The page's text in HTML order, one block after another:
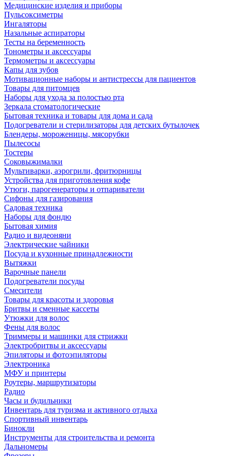
Медицинские изделия и приборы
Пульсоксиметры
Ингаляторы
Назальные аспираторы
Тесты на беременность
Тонометры и аксессуары
Термометры и аксессуары
Капы для зубов
Мотивационные наборы и антистрессы для пациентов
Товары для питомцев
Наборы для ухода за полостью рта
Зеркала стоматологические
Бытовая техника и товары для дома и сада
Подогреватели и стерилизаторы для детских бутылочек
Блендеры, мороженицы, мясорубки
Пылесосы
Тостеры
Соковыжималки
Мультиварки, аэрогрили, фритюрницы
Устройства для приготовления кофе
Утюги, парогенераторы и отпариватели
Сифоны для газирования
Садовая техника
Наборы для фондю
Бытовая химия
Радио и видеоняни
Электрические чайники
Посуда и кухонные принадлежности
Вытяжки
Варочные панели
Подогреватели посуды
Смесители
Товары для красоты и здоровья
Бритвы и сменные кассеты
Утюжки для волос
Фены для волос
Триммеры и машинки для стрижки
Электробритвы и аксессуары
Эпиляторы и фотоэпиляторы
Электроника
МФУ и принтеры
Роутеры, маршрутизаторы
Радио
Часы и будильники
Инвентарь для туризма и активного отдыха
Спортивный инвентарь
Бинокли
Инструменты для строительства и ремонта
Дальномеры